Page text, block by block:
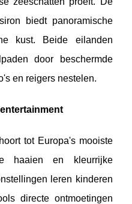
biedt panoramische
kust. Beide eilanden
door beschermde
en reigers nestelen.
tot Europa's mooiste
haaien en kleurrijke
leren kinderen
directe ontmoetingen